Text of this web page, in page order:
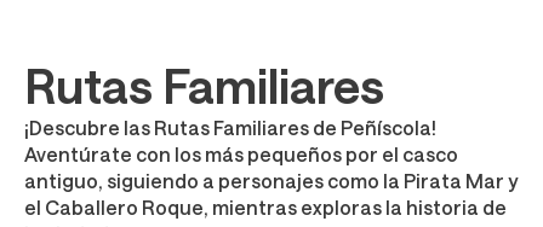
Rutas Familiares
¡Descubre las Rutas Familiares de Peñíscola!
Aventúrate con los más pequeños por el casco
antiguo, siguiendo a personajes como la Pirata Mar y
el Caballero Roque, mientras exploras la historia de